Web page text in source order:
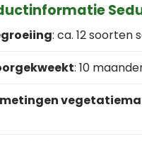
: ca. 12 soorten
: 10